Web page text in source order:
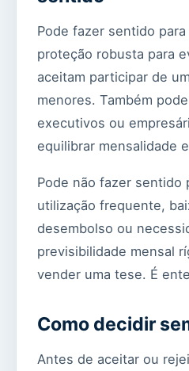
Pode fazer sentido
proteção robusta para
aceitam participar de
menores. Também
executivos ou
equilibrar mensalidade
Pode não fazer sentido
utilização frequente,
desembolso ou
previsibilidade mensal
vender uma tese. É
Como decidir
Antes de aceitar ou